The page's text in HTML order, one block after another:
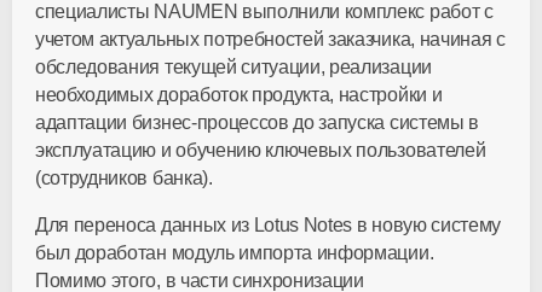
специалисты NAUMEN выполнили комплекс работ с
учетом актуальных потребностей заказчика, начиная с
обследования текущей ситуации, реализации
необходимых доработок продукта, настройки и
адаптации бизнес-процессов до запуска системы в
эксплуатацию и обучению ключевых пользователей
(сотрудников банка).
Для переноса данных из Lotus Notes в новую систему
был доработан модуль импорта информации.
Помимо этого, в части синхронизации